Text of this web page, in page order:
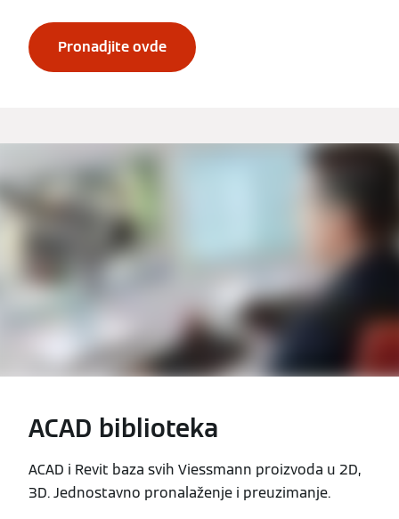
Pronadjite ovde
ACAD biblioteka
ACAD i Revit baza svih Viessmann proizvoda u 2D,
3D. Jednostavno pronalaženje i preuzimanje.